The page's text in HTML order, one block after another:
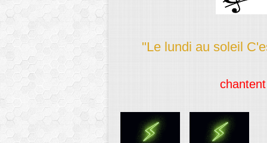
"Le lundi au soleil